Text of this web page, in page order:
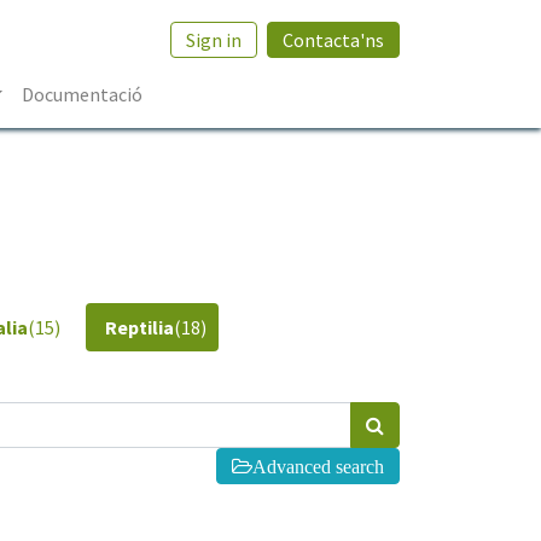
Sign in Contacta'ns
Documentació
(15) Reptilia(18)
Advanced search